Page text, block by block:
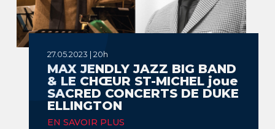
27.05.2023 | 20h
MAX JENDLY JAZZ BIG BAND
& LE CHŒUR ST-MICHEL joue
SACRED CONCERTS DE DUKE
ELLINGTON
EN SAVOIR PLUS